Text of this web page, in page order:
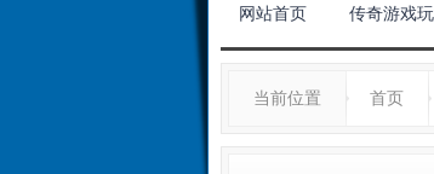
网站首页 传奇游戏
当前位置 首页